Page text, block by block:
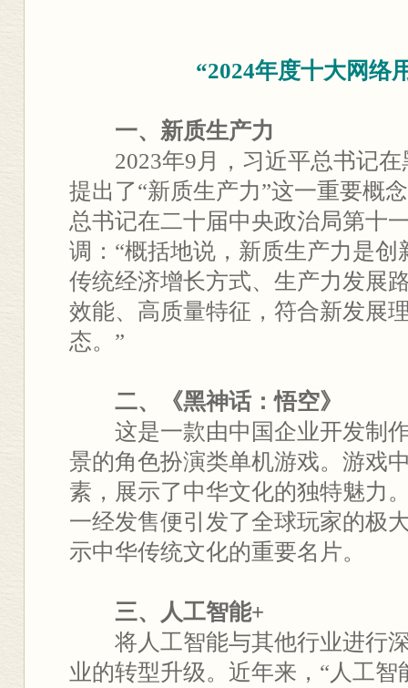
“2024年度十大网络
一、新质生产力
2023年9月，习近平总书记在
提出了“新质生产力”这一重要概
总书记在二十届中央政治局第十
调：“概括地说，新质生产力是
传统经济增长方式、生产力发展
效能、高质量特征，符合新发展
态。”
二、《黑神话：悟空》
这是一款由中国企业开发制作
景的角色扮演类单机游戏。游戏
素，展示了中华文化的独特魅力
一经发售便引发了全球玩家的极
示中华传统文化的重要名片。
三、人工智能+
将人工智能与其他行业进行深
业的转型升级。近年来，“人工智